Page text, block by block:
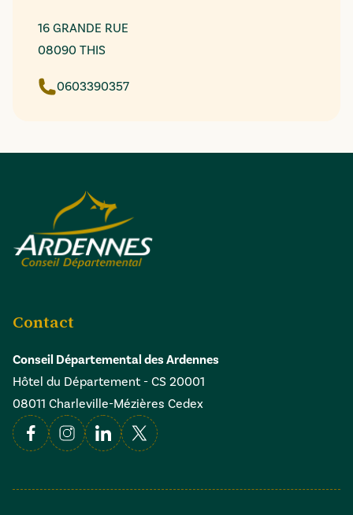
16 GRANDE RUE
08090 THIS
0603390357
Contact
Conseil Départemental des Ardennes
Hôtel du Département - CS 20001
08011 Charleville-Mézières Cedex
FacebookInstagramLinkedin
X